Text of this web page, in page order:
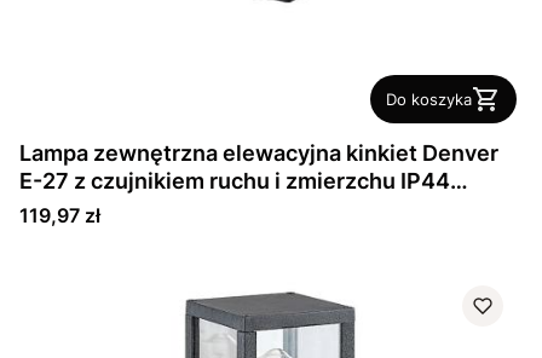
Do koszyka
Lampa zewnętrzna elewacyjna kinkiet Denver
E-27 z czujnikiem ruchu i zmierzchu IP44
Czarna Kwadrat
Cena
119,97 zł